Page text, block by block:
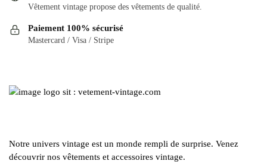
Vêtement vintage propose des vêtements de qualité.
Paiement 100% sécurisé
Mastercard / Visa / Stripe
Notre univers vintage est un monde rempli de surprise. Venez
découvrir nos vêtements et accessoires vintage.